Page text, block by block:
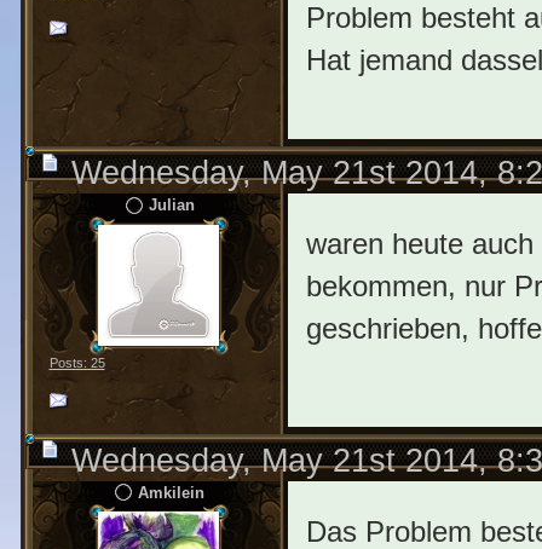
Problem besteht
Hat jemand
Wednesday, May 21st 2014,
Julian
Posts: 25
waren heute
bekommen, nur
geschrieben,
Wednesday, May 21st 2014,
Amkilein
Das Problem